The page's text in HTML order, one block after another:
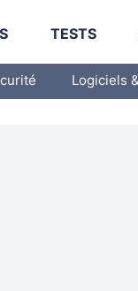
TESTS
Logiciels